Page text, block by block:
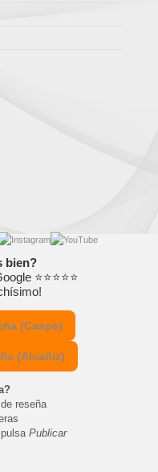
bien?
⭐⭐⭐⭐⭐
(Caspe)
(Alcañiz)
reseña
Publicar